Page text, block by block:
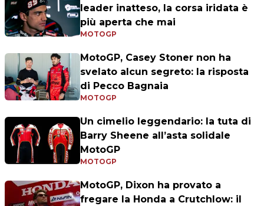
leader inatteso, la corsa iridata è
più aperta che mai
MOTOGP
MotoGP, Casey Stoner non ha
svelato alcun segreto: la risposta
di Pecco Bagnaia
MOTOGP
Un cimelio leggendario: la tuta di
Barry Sheene all’asta solidale
MotoGP
MOTOGP
MotoGP, Dixon ha provato a
fregare la Honda a Crutchlow: il